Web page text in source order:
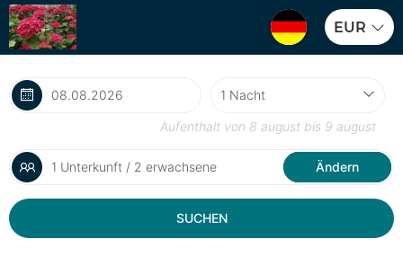
EUR
Aufenthalt von 8 august bis 9 august
1 Unterkunft / 2 erwachsene Ändern